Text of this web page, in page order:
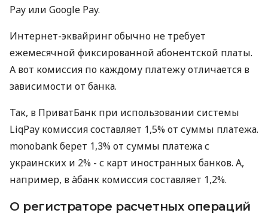
Pay или Google Pay.
Интернет-эквайринг обычно не требует
ежемесячной фиксированной абонентской платы.
А вот комиссия по каждому платежу отличается в
зависимости от банка.
Так, в ПриватБанк при использовании системы
LiqPay комиссия составляет 1,5% от суммы платежа.
monobank берет 1,3% от суммы платежа с
украинских и 2% - с карт иностранных банков. А,
например, в àбанк комиссия составляет 1,2%.
О регистраторе расчетных операций